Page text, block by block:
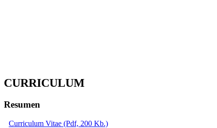
CURRICULUM
Resumen
Curriculum Vitae (Pdf, 200 Kb.)